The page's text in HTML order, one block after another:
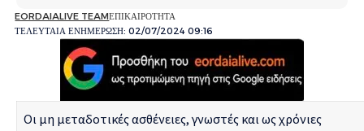
ΤΕΛΕΥΤΑΙΑ ΕΝΗΜΕΡΩΣΗ: 02/07/2024 09:16
EORDAIALIVE TEAMΕΠΙΚΑΙΡΟΤΗΤΑ
Οι μη μεταδοτικές ασθένειες, γνωστές και ως χρόνιες